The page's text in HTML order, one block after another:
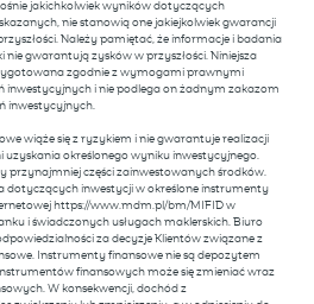
jakichkolwiek wyników dotyczących
nie stanowią one jakiejkolwiek gwarancji
Należy pamiętać, że informacje i badania
gwarantują zysków w przyszłości. Niniejsza
zgodnie z wymogami prawnymi
inwestycyjnych i nie podlega on żadnym zakazom
inwestycyjnych.
wiąże się z ryzykiem i nie gwarantuje realizacji
uzyskania określonego wyniku inwestycyjnego.
przynajmniej części zainwestowanych środków.
dotyczących inwestycji w określone instrumenty
https://www.mdm.pl/bm/MIFID w
i świadczonych usługach maklerskich. Biuro
za decyzje Klientów związane z
Instrumenty finansowe nie są depozytem
finansowych może się zmieniać wraz
W konsekwencji, dochód z